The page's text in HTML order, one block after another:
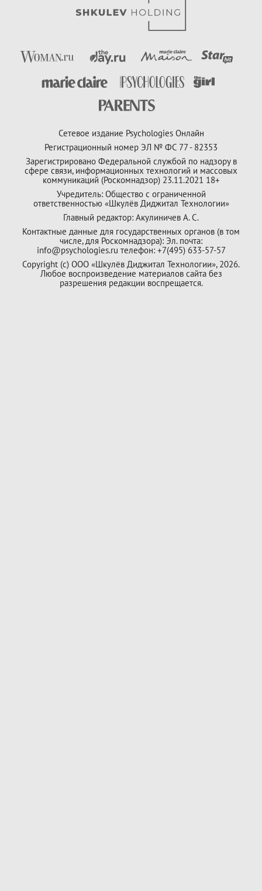
Сетевое издание Psychologies Онлайн
Регистрационный номер ЭЛ № ФС 77 - 82353
Зарегистрировано Федеральной службой по надзору в
сфере связи, информационных технологий и массовых
коммуникаций (Роскомнадзор) 23.11.2021 18+
Учредитель: Общество с ограниченной
ответственностью «Шкулёв Диджитал Технологии»
Главный редактор: Акулиничев А. С.
Контактные данные для государственных органов (в том
числе, для Роскомнадзора): Эл. почта:
info@psychologies.ru телефон: +7(495) 633-57-57
Copyright (с) ООО «Шкулёв Диджитал Технологии», 2026.
Любое воспроизведение материалов сайта без
разрешения редакции воспрещается.